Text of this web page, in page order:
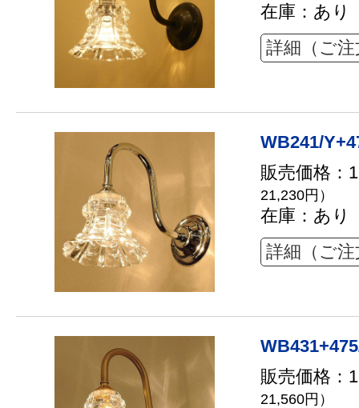
在庫：あり
詳細（ご
WB241/
販売価格：
21,230円）
在庫：あり
詳細（ご
販売価格：
21,560円）